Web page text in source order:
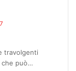
travolgenti
che può…